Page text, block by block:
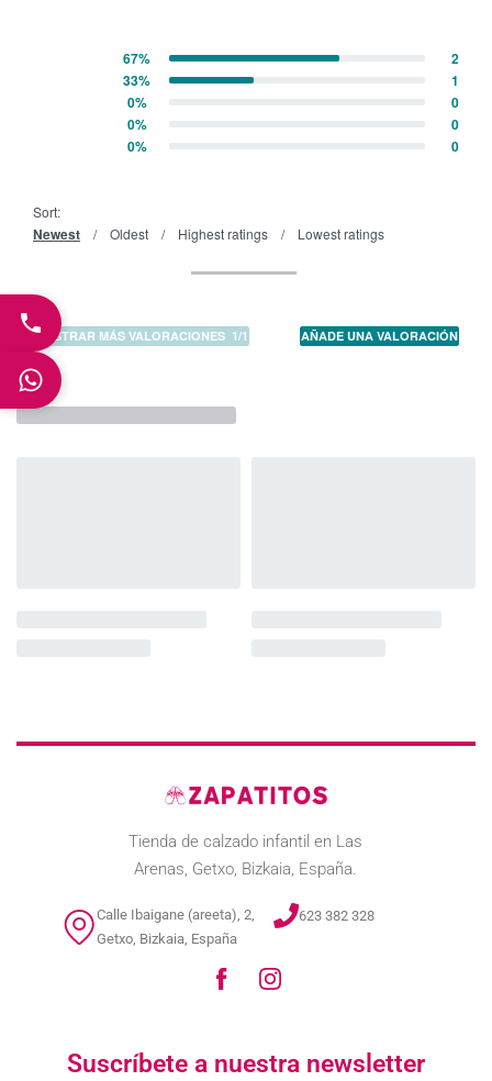
de 5
67% 2
33% 1
0% 0
0% 0
0% 0
Sort:
Newest Oldest Highest ratings Lowest ratings
MOSTRAR MÁS VALORACIONES / AÑADE UNA VALORACIÓN
Tienda de calzado infantil en Las
Arenas, Getxo, Bizkaia, España.
Calle Ibaigane (areeta), 2,
Getxo, Bizkaia, España
623 382 328
Suscríbete a nuestra newsletter